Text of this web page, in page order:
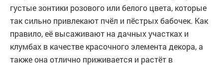
густые зонтики розового или белого цвета, которые
так сильно привлекают пчёл и пёстрых бабочек. Как
правило, её высаживают на дачных участках и
клумбах в качестве красочного элемента декора, а
также она отлично приживается и растёт в